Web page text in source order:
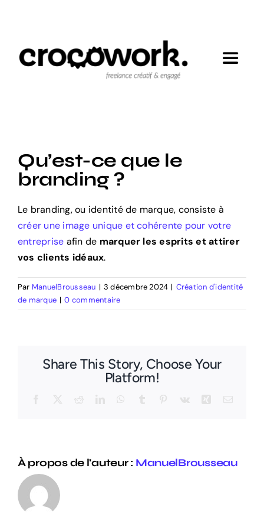
Toggle
Expertises
Contact
Qu’est-ce que le
branding ?
Le branding, ou identité de marque, consiste à
créer une image unique et cohérente pour votre
entreprise afin de marquer les esprits et attirer
vos clients idéaux.
Par ManuelBrousseau | 3 décembre 2024 | Création d'identité
de marque | 0 commentaire
Share This Story, Choose Your
Platform!
Facebook RedditLinkedInWhatsApp
Tumblr Pinterest
Vk Xing Email
À propos de l'auteur : ManuelBrousseau